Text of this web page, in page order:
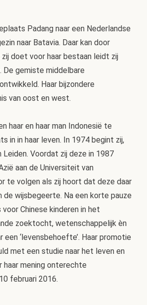
Padang naar een Nederlandse
naar Batavia. Daar kan door
doet voor haar bestaan leidt zij
gemiste middelbare
Haar bijzondere
van oost en west.
haar en haar man Indonesië te
in in haar leven. In 1974 begint zij,
Voordat zij deze in 1987
aan de Universiteit van
te volgen als zij hoort dat deze daar
de wijsbegeerte. Na een korte pauze
Chinese kinderen in het
zoektocht, wetenschappelijk èn
een ‘levensbehoefte’. Haar promotie
met een studie naar het leven en
haar mening onterechte
februari 2016.